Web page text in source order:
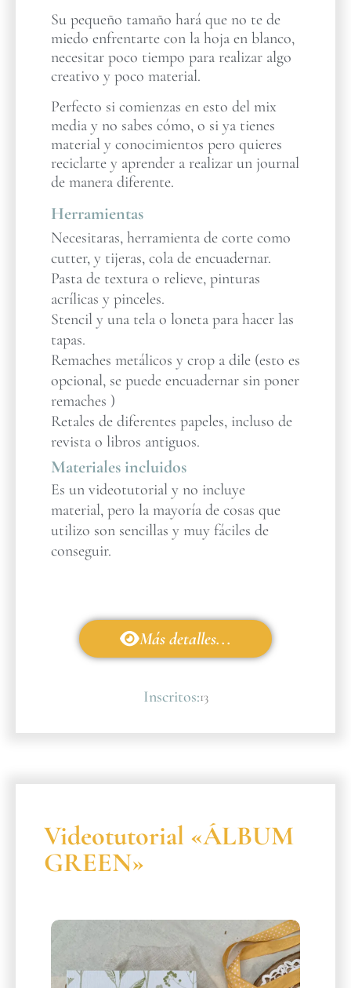
Su pequeño tamaño hará que no te de
miedo enfrentarte con la hoja en blanco,
necesitar poco tiempo para realizar algo
creativo y poco material.
Perfecto si comienzas en esto del mix
media y no sabes cómo, o si ya tienes
material y conocimientos pero quieres
reciclarte y aprender a realizar un journal
de manera diferente.
Herramientas
Necesitaras, herramienta de corte como
cutter, y tijeras, cola de encuadernar.
Pasta de textura o relieve, pinturas
acrílicas y pinceles.
Stencil y una tela o loneta para hacer las
tapas.
Remaches metálicos y crop a dile (esto es
opcional, se puede encuadernar sin poner
remaches )
Retales de diferentes papeles, incluso de
revista o libros antiguos.
Materiales incluidos
Es un videotutorial y no incluye
material, pero la mayoría de cosas que
utilizo son sencillas y muy fáciles de
conseguir.
Más detalles...
Inscritos:13
Videotutorial «ÁLBUM
GREEN»